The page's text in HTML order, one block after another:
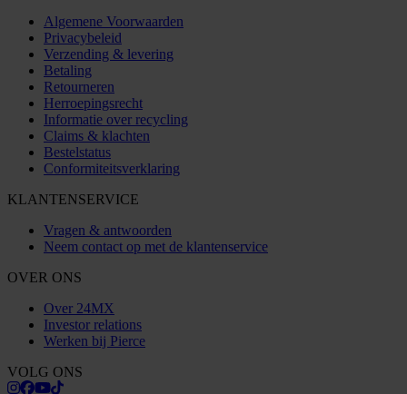
Algemene Voorwaarden
Privacybeleid
Verzending & levering
Betaling
Retourneren
Herroepingsrecht
Informatie over recycling
Claims & klachten
Bestelstatus
Conformiteitsverklaring
KLANTENSERVICE
Vragen & antwoorden
Neem contact op met de klantenservice
OVER ONS
Over 24MX
Investor relations
Werken bij Pierce
VOLG ONS